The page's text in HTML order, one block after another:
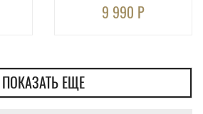
9 990 Р
ПОКАЗАТЬ ЕЩЕ